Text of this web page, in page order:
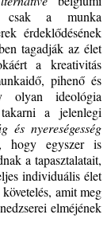
csak a munka
érdeklődésének
tagadják az élet
a kreativitás
pihenő és
olyan ideológia
a jelenlegi
és nyereségesség
hogy egyszer is
a tapasztalatait,
individuális élet
amit meg
elméjének